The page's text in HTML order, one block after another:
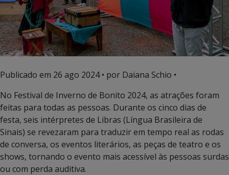
Publicado em 26 ago 2024• por Daiana Schio •
No Festival de Inverno de Bonito 2024, as atrações foram
feitas para todas as pessoas. Durante os cinco dias de
festa, seis intérpretes de Libras (Língua Brasileira de
Sinais) se revezaram para traduzir em tempo real as rodas
de conversa, os eventos literários, as peças de teatro e os
shows, tornando o evento mais acessível às pessoas surdas
ou com perda auditiva.